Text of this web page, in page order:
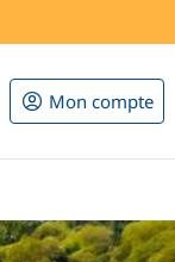
Mon compte